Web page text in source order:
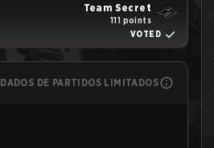
Team Secret
111 points
VOTED
DADOS DE PARTIDOS LIMITADOS